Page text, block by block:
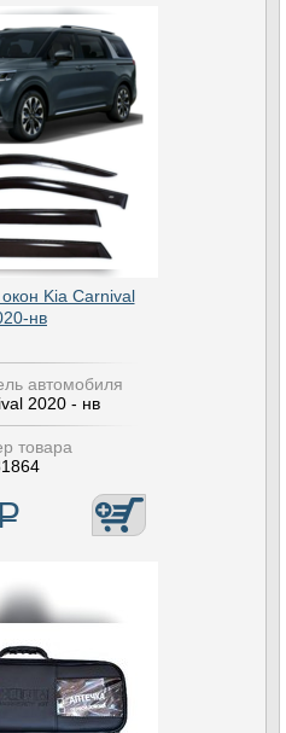
Kia Carnival
нв
автомобиля
2020 - нв
товара